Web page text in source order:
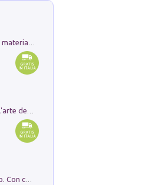
Ricerche dei dottorandi in storia dell'arte della Sapienza